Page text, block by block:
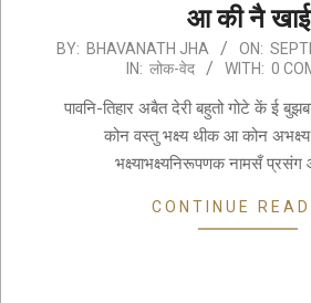
आ की नै खाई
2019-
09
BY: BHAVANATH JHA ON:
IN: लोक-वेद WITH: 0
पावनि-तिहार अबैत देरी बहुतो गोटे कें ई
कोन वस्तु भक्ष्य थीक आ कोन
भक्ष्याभक्ष्यनिरूपणक नामसँ
CONTINUE